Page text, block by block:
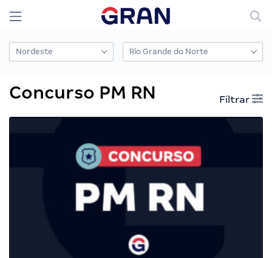
Concurso PM RN Filtrar